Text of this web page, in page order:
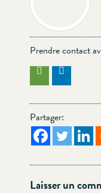
Prendre contact
Partager:
Laisser un